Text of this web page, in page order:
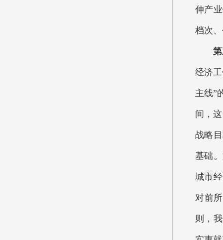
伸产
档次
第
经济
主线”
间，
战略
基础
城市
对前
则，